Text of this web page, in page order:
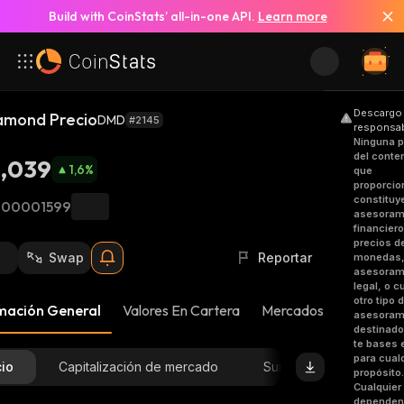
Build with CoinStats’ all-in-one API. Learn more
PrecioDMD #2145
1,6%
Swap Reportar
General Valores En Cartera Mercados Noticias
Capitalización de mercado Suministro Disponible
Ninguna
del
que
precios
monedas,
legal, o
otro tipo
te bases
para
propósito.
Cualquier